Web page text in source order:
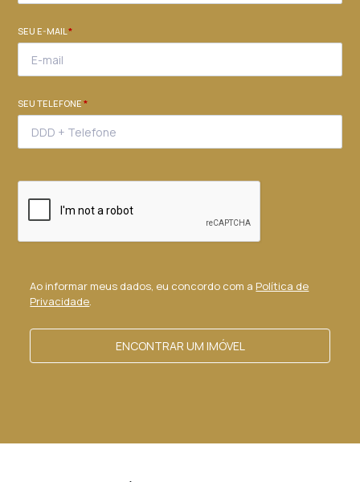
SEU E-MAIL*
SEU TELEFONE*
Ao informar meus dados, eu concordo com a Política de
Privacidade.
ENCONTRAR UM IMÓVEL